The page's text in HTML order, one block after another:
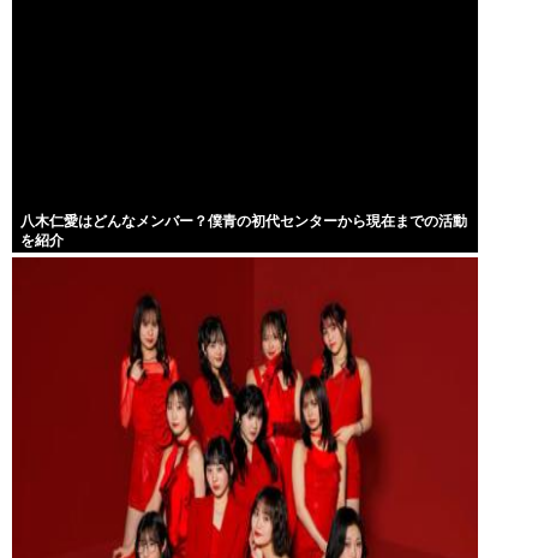
八木仁愛はどんなメンバー？僕青の初代センターから現在までの活動
を紹介